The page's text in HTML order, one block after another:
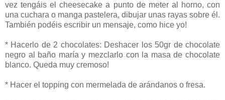
vez tengáis el cheesecake a punto de meter al horno, con
una cuchara o manga pastelera, dibujar unas rayas sobre él.
También podéis escribir un mensaje, como hice yo!
* Hacerlo de 2 chocolates: Deshacer los 50gr de chocolate
negro al baño maría y mezclarlo con la masa de chocolate
blanco. Queda muy cremoso!
* Hacer el topping con mermelada de arándanos o fresa.